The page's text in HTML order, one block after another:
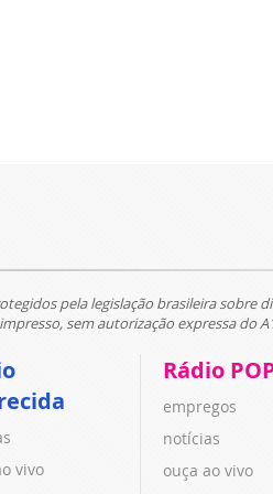
pela legislação brasileira sobre
sem autorização expressa do
vivo
Rádio
empregos
notícias
ouça ao vivo